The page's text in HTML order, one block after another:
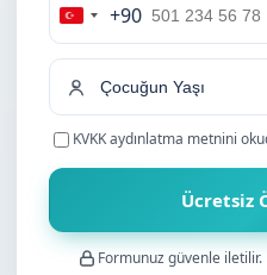
Turkey
+90
+90
KVKK aydınlatma metnini
Ücretsiz
Formunuz güvenle iletilir.